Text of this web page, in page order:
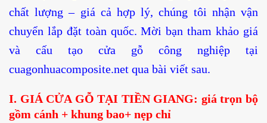
chất lượng – giá cả hợp lý, chúng tôi nhận vận
chuyển lắp đặt toàn quốc. Mời bạn tham khảo giá
và cấu tạo cửa gỗ công nghiệp tại
cuagonhuacomposite.net qua bài viết sau.
I. GIÁ CỬA GỖ TẠI TIỀN GIANG: giá trọn bộ
gồm cánh + khung bao+ nẹp chỉ